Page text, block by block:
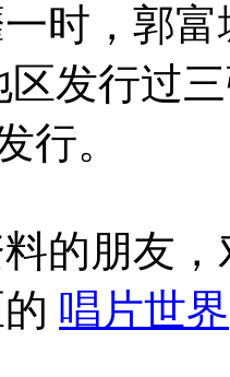
时，郭
区发行过
行。
的朋友
唱片世界